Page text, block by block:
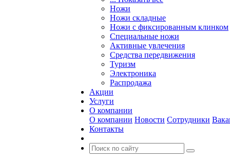
Ножи
Ножи складные
Ножи с фиксированным клинком
Специальные ножи
Активные увлечения
Средства передвижения
Туризм
Электроника
Распродажа
Акции
Услуги
О компании
О компании Новости Сотрудники
Контакты